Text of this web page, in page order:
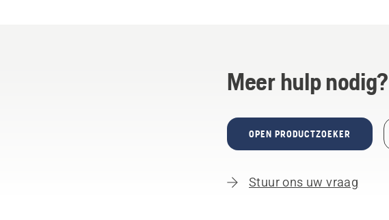
Meer hulp nodig?
OPEN PRODUCTZOEKER
Stuur ons uw vraag